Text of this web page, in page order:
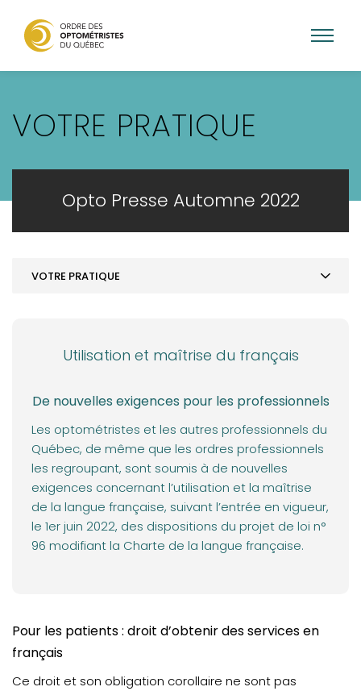
contenu
VOTRE PRATIQUE
Opto Presse Automne 2022
VOTRE PRATIQUE
Utilisation et maîtrise du français chez les
Syndic: Bilan des activités 21-22
Inspection professionnelle: programme de
surveillance annuelle
VOTRE FORMATION CONTINUE
Utilisation et maîtrise du français
De nouvelles exigences pour les professionnels
Les optométristes et les autres professionnels du
Québec, de même que les ordres professionnels
les regroupant, sont soumis à de nouvelles
exigences concernant l’utilisation et la maîtrise
de la langue française, suivant l’entrée en vigueur,
le 1er juin 2022, des dispositions du projet de loi n°
96 modifiant la Charte de la langue française.
Pour les patients : droit d’obtenir des services en
français
Ce droit et son obligation corollaire ne sont pas